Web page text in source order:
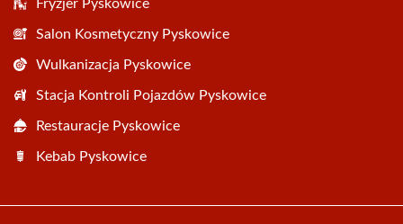
Fryzjer Pyskowice
Salon Kosmetyczny Pyskowice
Wulkanizacja Pyskowice
Stacja Kontroli Pojazdów Pyskowice
Restauracje Pyskowice
Kebab Pyskowice